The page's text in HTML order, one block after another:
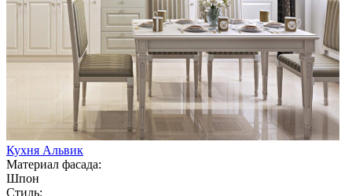
Кухня Альвик
Материал фасада:
Шпон
Стиль: